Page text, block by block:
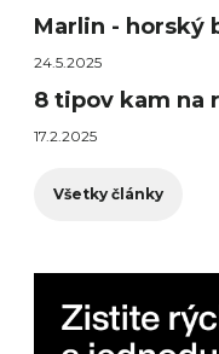
Marlin - horský
24.5.2025
8 tipov kam na
17.2.2025
Všetky články